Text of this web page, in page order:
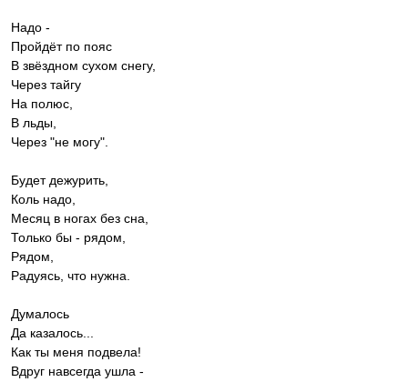
Надо -
Пройдёт по пояс
В звёздном сухом снегу,
Через тайгу
На полюс,
В льды,
Через "не могу".
Будет дежурить,
Коль надо,
Месяц в ногах без сна,
Только бы - рядом,
Рядом,
Радуясь, что нужна.
Думалось
Да казалось...
Как ты меня подвела!
Вдруг навсегда ушла -